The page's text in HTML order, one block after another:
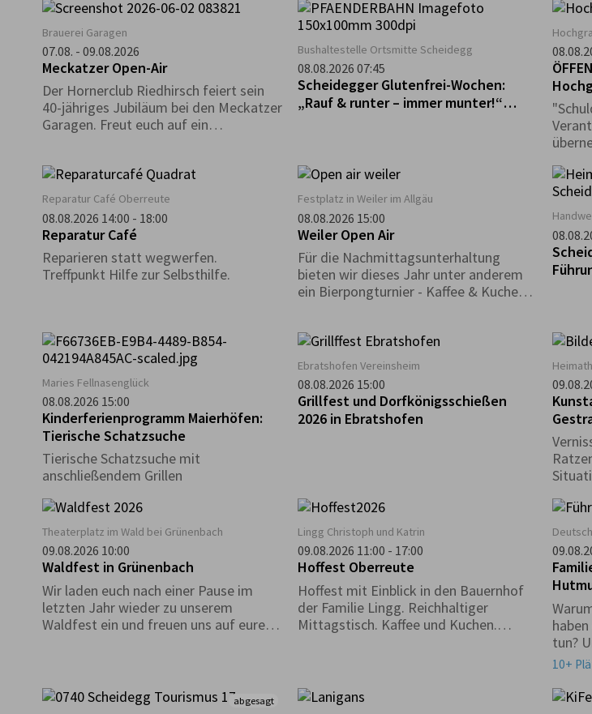
versammelt diese Auseinandersetzung
in Positionen von zehn
zeitgenössischen Künstlerinnen und
Künstlern, die den Berg als äußere
Realität ebenso befragen wie als
inneres und gesellschaftliches Bild.
der
den
die
Brauerei Garagen
07.08. - 09.08.2026
Meckatzer Open-Air
Der Hornerclub Riedhirsch feiert sein
40-jähriges Jubiläum bei den Meckatzer
Garagen. Freut euch auf ein
reichhaltiger Verpflegung.
Bushaltestelle Ortsmitte Scheidegg
08.08.2026 07:45
Scheidegger Glutenfrei-Wochen:
„Rauf & runter – immer munter!“
Reparatur Café Oberreute
08.08.2026 14:00 - 18:00
Reparatur Café
Reparieren statt wegwerfen.
Treffpunkt Hilfe zur Selbsthilfe.
Festplatz in Weiler im Allgäu
08.08.2026 15:00
Weiler Open Air
Für die Nachmittagsunterhaltung
bieten wir dieses Jahr unter anderem
ein Bierpongturnier - Kaffee & Kuchen -
Maries Fellnasenglück
08.08.2026 15:00
Kinderferienprogramm Maierhöfen:
Tierische Schatzsuche
Tierische Schatzsuche mit
anschließendem Grillen
Ebratshofen Vereinsheim
08.08.2026 15:00
Grillfest und Dorfkönigsschießen
2026 in Ebratshofen
Theaterplatz im Wald bei Grünenbach
09.08.2026 10:00
Waldfest in Grünenbach
Wir laden euch nach einer Pause im
letzten Jahr wieder zu unserem
Waldfest ein und freuen uns auf euren
Lingg Christoph und Katrin
09.08.2026 11:00 - 17:00
Hoffest Oberreute
Hoffest mit Einblick in den Bauernhof
der Familie Lingg. Reichhaltiger
Mittagstisch. Kaffee und Kuchen.
tun?
10+
abgesagt